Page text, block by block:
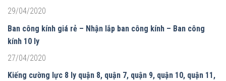
29/04/2020
Ban công kính giá rẻ – Nhận lắp ban công kính – Ban công
kính 10 ly
27/04/2020
Kiếng cường lực 8 ly quận 8, quận 7, quận 9, quận 10, quận 11,